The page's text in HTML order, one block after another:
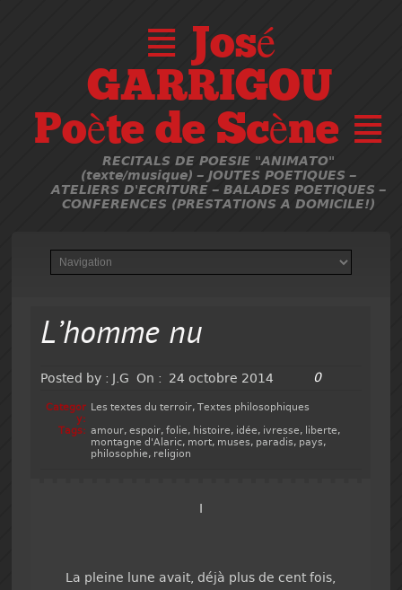
≣ José
GARRIGOU
Poète de Scène ≣
RECITALS DE POESIE "ANIMATO"
(texte/musique) – JOUTES POETIQUES –
ATELIERS D'ECRITURE – BALADES POETIQUES –
CONFERENCES (PRESTATIONS A DOMICILE!)
L’homme nu
Posted by : J.G On : 24 octobre 2014 0
Categor
y:
Les textes du terroir,Textes philosophiques
Tags: amour,espoir,folie, histoire, idée, ivresse, liberte,
montagne d'Alaric, mort, muses, paradis, pays,
philosophie, religion
I
La pleine lune avait, déjà plus de cent fois,